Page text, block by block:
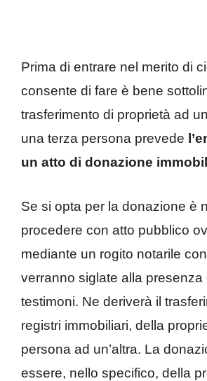
Prima di entrare nel merito di
consente di fare è bene
trasferimento di proprietà ad
una terza persona prevede
un atto di donazione
Se si opta per la donazione è
procedere con atto pubblico
mediante un rogito notarile
verranno siglate alla presenza
testimoni. Ne deriverà il
registri immobiliari, della
persona ad un’altra. La
essere, nello specifico, della